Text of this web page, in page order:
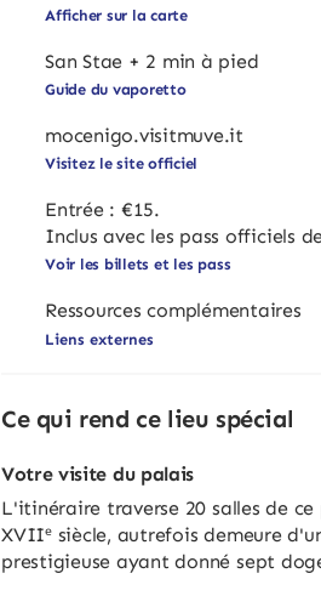
Afficher sur la carte
San Stae + 2 min à pied
Guide du vaporetto
mocenigo.visitmuve.it
Visitez le site officiel
Entrée : €15.
Inclus avec les pass officiels
Voir les billets et les pass
Ressources complémentaires
Liens externes
Ce qui rend ce lieu spécial
Votre visite du palais
L'itinéraire traverse 20 salles de
XVIIᵉ siècle, autrefois demeure
prestigieuse ayant donné sept